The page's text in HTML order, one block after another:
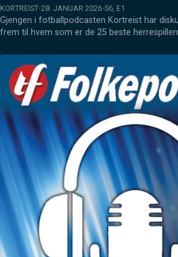
KORTREIST 28. JANUAR 2026 S6, E1
Gjengen i fotballpodcasten Kortreist har
frem til hvem som er de 25 beste